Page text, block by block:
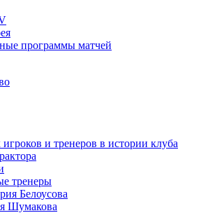
программы матчей
и тренеров в истории клуба
тренеры
Белоусова
Шумакова